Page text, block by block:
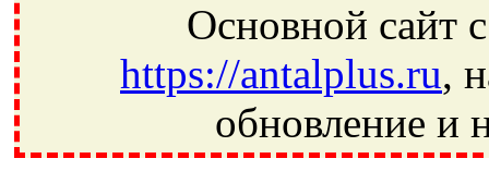
Основной сайт
https://antalplus.ru,
обновление и